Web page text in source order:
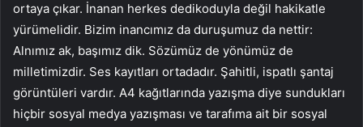
ortaya çıkar. İnanan herkes dedikoduyla değil hakikatle
yürümelidir. Bizim inancımız da duruşumuz da nettir:
Alnımız ak, başımız dik. Sözümüz de yönümüz de
milletimizdir. Ses kayıtları ortadadır. Şahitli, ispatlı şantaj
görüntüleri vardır. A4 kağıtlarında yazışma diye sundukları
hiçbir sosyal medya yazışması ve tarafıma ait bir sosyal